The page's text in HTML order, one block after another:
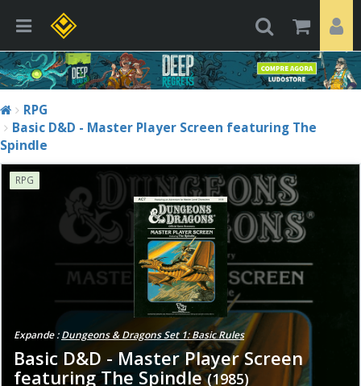
RPG
Basic D&D - Master Player Screen featuring The
Spindle
RPG
Expande :Dungeons & Dragons Set 1: Basic Rules
Basic D&D - Master Player Screen
featuring The Spindle (1985)